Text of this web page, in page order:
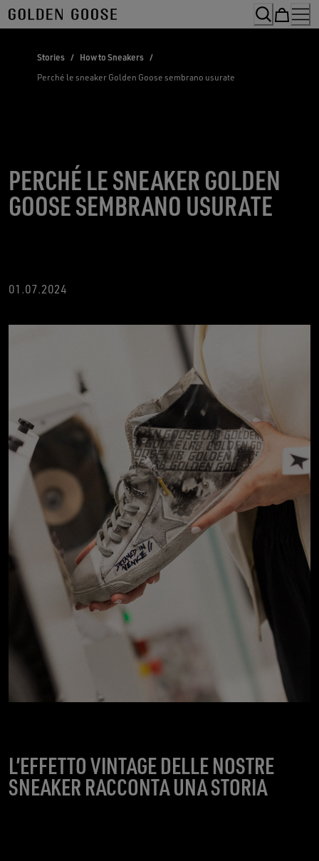
Skip
to
Stories / How to Sneakers /
Perché le sneaker Golden Goose sembrano usurate
PERCHÉ LE SNEAKER GOLDEN
GOOSE SEMBRANO USURATE
01.07.2024
L’EFFETTO VINTAGE DELLE NOSTRE
SNEAKER RACCONTA UNA STORIA